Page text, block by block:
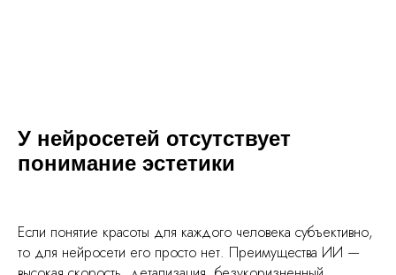
У нейросетей отсутствует
понимание эстетики
Если понятие красоты для каждого человека субъективно,
то для нейросети его просто нет. Преимущества ИИ —